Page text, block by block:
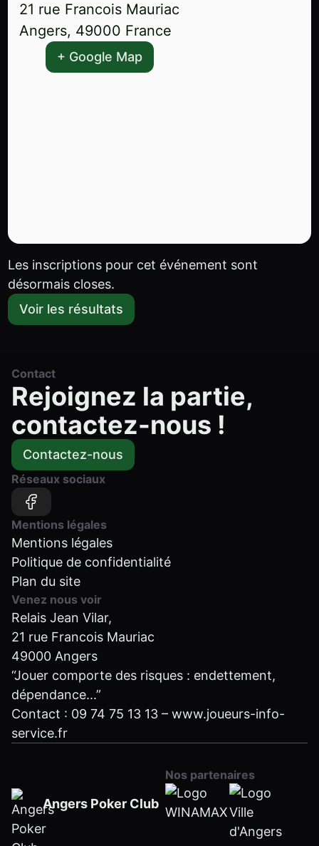
21 rue Francois Mauriac
Angers, 49000 France
+ Google Map
Les inscriptions pour cet événement sont
désormais closes.
Voir les résultats
Contact
Rejoignez la partie,
contactez-nous !
Contactez-nous
Réseaux sociaux
Mentions légales
Mentions légales
Politique de confidentialité
Plan du site
Venez nous voir
Relais Jean Vilar,
21 rue Francois Mauriac
49000 Angers
“Jouer comporte des risques : endettement,
dépendance...”
Contact : 09 74 75 13 13 – www.joueurs-info-
service.fr
Angers Poker Club
Nos partenaires